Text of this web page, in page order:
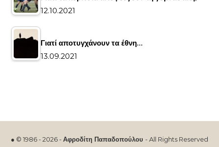
12.10.2021
Γιατί αποτυγχάνουν τα έθνη…
13.09.2021
● © 1986 - 2026 -Αφροδίτη Παπαδοπούλου - All Rights Reserved